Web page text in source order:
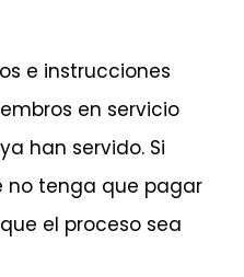
e instrucciones
en servicio
han servido. Si
no tenga que pagar
el proceso sea